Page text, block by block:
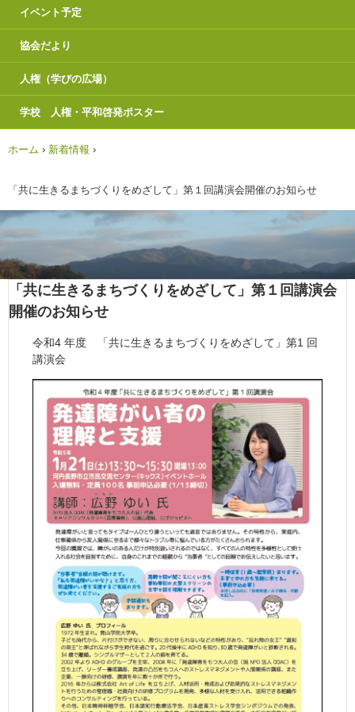
イベント予定
協会だより
人権（学びの広場）
学校 人権・平和啓発ポスター
ホーム › 新着情報 ›
「共に生きるまちづくりをめざして」第１回講演会開催のお知らせ
「共に生きるまちづくりをめざして」第１回講演会
開催のお知らせ
令和4 年度 「共に生きるまちづくりをめざして」第1 回
講演会